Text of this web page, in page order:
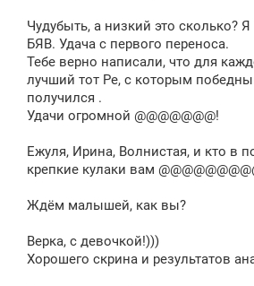
Чудубыть, а низкий это сколько?
БЯВ. Удача с первого переноса.
Тебе верно написали, что для
лучший тот Ре, с которым
получился .
Удачи огромной @@@@@@@!
Ежуля, Ирина, Волнистая, и кто в
крепкие кулаки вам
Ждём малышей, как вы?
Верка, с девочкой!)))
Хорошего скрина и результатов